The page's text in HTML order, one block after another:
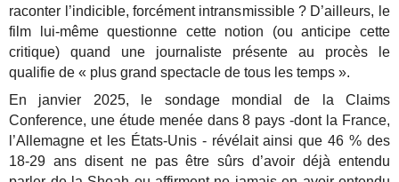
raconter l’indicible, forcément intransmissible ? D’ailleurs, le
film lui-même questionne cette notion (ou anticipe cette
critique) quand une journaliste présente au procès le
qualifie de « plus grand spectacle de tous les temps ».
En janvier 2025, le sondage mondial de la Claims
Conference, une étude menée dans 8 pays -dont la France,
l’Allemagne et les États-Unis - révélait ainsi que 46 % des
18-29 ans disent ne pas être sûrs d’avoir déjà entendu